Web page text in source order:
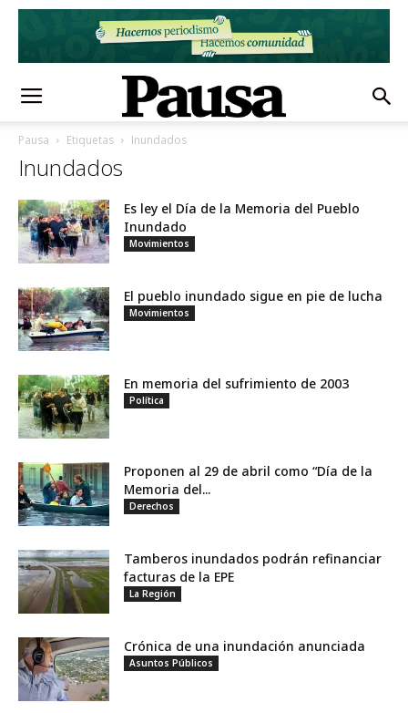
Pausa Etiquetas Inundados
Inundados
Es ley el Día de la Memoria del Pueblo
Inundado
Movimientos
El pueblo inundado sigue en pie de lucha
Movimientos
En memoria del sufrimiento de 2003
Política
Proponen al 29 de abril como “Día de la
Memoria del...
Derechos
Tamberos inundados podrán refinanciar
facturas de la EPE
La Región
Crónica de una inundación anunciada
Asuntos Públicos